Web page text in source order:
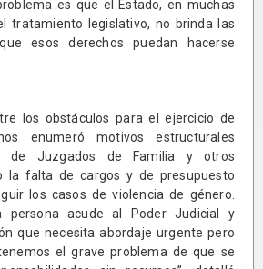
es que el Estado, en muchas
tratamiento legislativo, no brinda las
esos derechos puedan hacerse
los obstáculos para el ejercicio de
enumeró motivos estructurales
de Juzgados de Familia y otros
la falta de cargos y de presupuesto
los casos de violencia de género.
persona acude al Poder Judicial y
que necesita abordaje urgente pero
el grave problema de que se